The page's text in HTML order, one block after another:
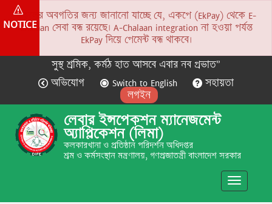
NOTICE
সকলের অবগতির জন্য জানানো যাচ্ছে যে, একপে (EkPay) থেকে E-
Chalaan সেবা বন্ধ রয়েছে। A-Chalaan integration না হওয়া পর্যন্ত
EkPay দিয়ে পেমেন্ট বন্ধ থাকবে।
সুস্থ শ্রমিক, কর্মঠ হাত আসবে এবার নব প্রভাত”
অভিযোগ
Switch to English
সহায়তা
লগইন
লেবার ইন্সপেকশন ম্যানেজমেন্ট
অ্যাপ্লিকেশন (লিমা)
কলকারখানা ও প্রতিষ্ঠান পরিদর্শন অধিদপ্তর
শ্রম ও কর্মসংস্থান মন্ত্রণালয়, গণপ্রজাতন্ত্রী বাংলাদেশ সরকার
Toggle